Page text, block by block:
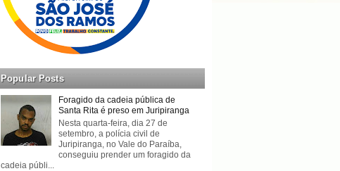
Popular Posts
Foragido da cadeia pública de
Santa Rita é preso em Juripiranga
Nesta quarta-feira, dia 27 de
setembro, a polícia civil de
Juripiranga, no Vale do Paraíba,
conseguiu prender um foragido da
cadeia públi...